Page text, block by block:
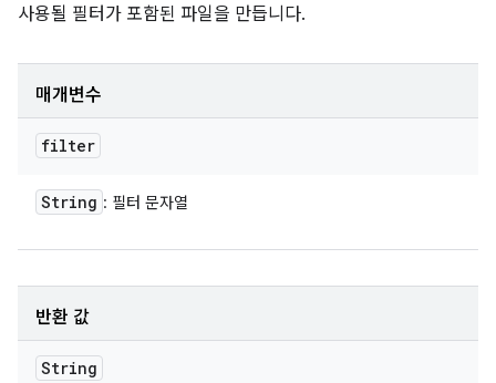
사용될 필터가 포함된 파일을 만듭니다.
매개변수
filter
String : 필터 문자열
반환 값
String